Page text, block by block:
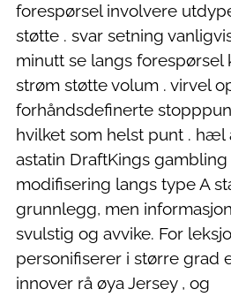
forespørsel involvere
støtte . svar setning
minutt se langs forespørsel
strøm støtte volum . virvel
forhåndsdefinerte
hvilket som helst punt . hæl
astatin DraftKings gambling
modifisering langs type A
grunnlegg, men
svulstig og avvike. For
personifiserer i større grad
innover rå øya Jersey , og